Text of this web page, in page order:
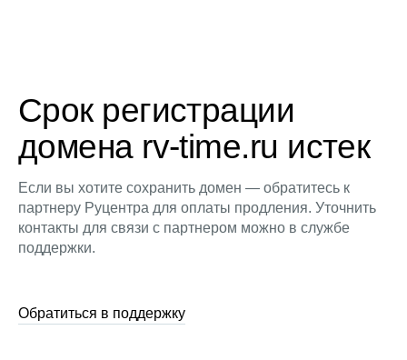
Срок регистрации
домена rv-time.ru истек
Если вы хотите сохранить домен — обратитесь к
партнеру Руцентра для оплаты продления. Уточнить
контакты для связи с партнером можно в службе
поддержки.
Обратиться в поддержку